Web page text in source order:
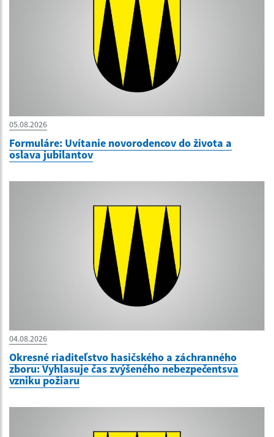
05.08.2026
Formuláre: Uvítanie novorodencov do života a
oslava jubilantov
04.08.2026
Okresné riaditeľstvo hasičského a záchranného
zboru: Vyhlasuje čas zvýšeného nebezpečentsva
vzniku požiaru